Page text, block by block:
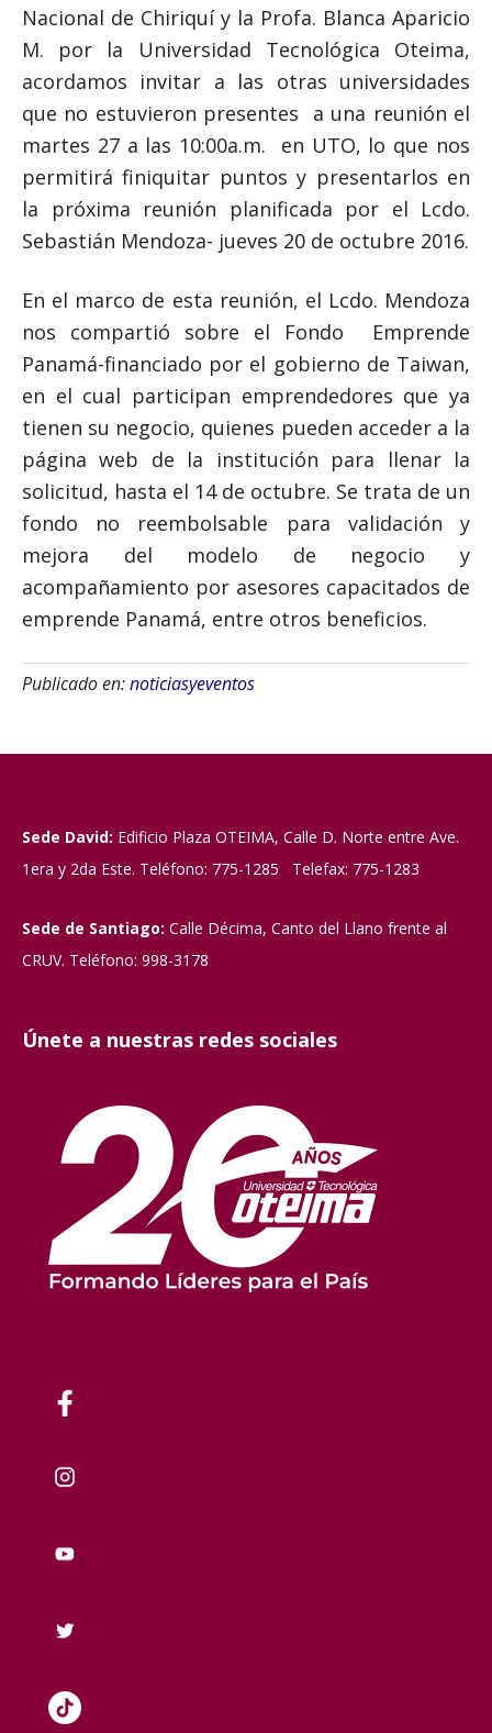
Nacional de Chiriquí y la Profa. Blanca Aparicio
M. por la Universidad Tecnológica Oteima,
acordamos invitar a las otras universidades
que no estuvieron presentes a una reunión el
martes 27 a las 10:00a.m. en UTO, lo que nos
permitirá finiquitar puntos y presentarlos en
la próxima reunión planificada por el Lcdo.
Sebastián Mendoza- jueves 20 de octubre 2016.
En el marco de esta reunión, el Lcdo. Mendoza
nos compartió sobre el Fondo Emprende
Panamá-financiado por el gobierno de Taiwan,
en el cual participan emprendedores que ya
tienen su negocio, quienes pueden acceder a la
página web de la institución para llenar la
solicitud, hasta el 14 de octubre. Se trata de un
fondo no reembolsable para validación y
mejora del modelo de negocio y
acompañamiento por asesores capacitados de
emprende Panamá, entre otros beneficios.
Publicado en:noticiasyeventos
Sede David: Edificio Plaza OTEIMA, Calle D. Norte entre Ave.
1era y 2da Este. Teléfono: 775-1285 Telefax: 775-1283
Sede de Santiago: Calle Décima, Canto del Llano frente al
CRUV. Teléfono: 998-3178
Únete a nuestras redes sociales